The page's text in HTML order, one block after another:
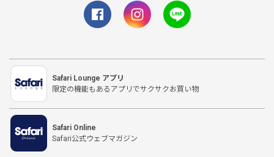
Safari Lounge アプリ
限定の機能もあるアプリでサクサクお買い物
Safari Online
Safari公式ウェブマガジン